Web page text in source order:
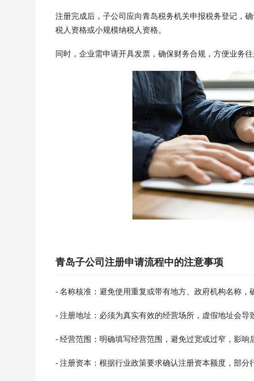
注册完成后，子公司应向青岛税务机关申报税务登记，
税人资格或小规模纳税人资格。
同时，企业需申请开具发票，确保财务合规，方便业务往
青岛子公司注册申请流程中的注意事项
- 名称核准：避免使用重复或带有地方、政府机构名称，
- 注册地址：必须为真实有效的经营场所，虚假地址会导
- 经营范围：明确填写经营范围，避免过宽或过窄，影响
- 注册资本：根据行业政策要求确认注册资本额度，部分